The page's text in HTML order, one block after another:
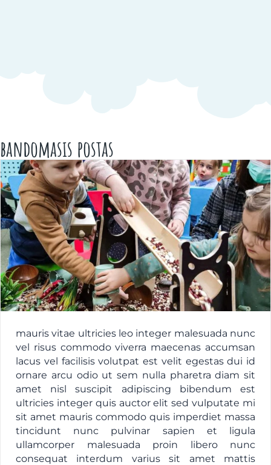
bandomasis postas
mauris vitae ultricies leo integer malesuada nunc
vel risus commodo viverra maecenas accumsan
lacus vel facilisis volutpat est velit egestas dui id
ornare arcu odio ut sem nulla pharetra diam sit
amet nisl suscipit adipiscing bibendum est
ultricies integer quis auctor elit sed vulputate mi
sit amet mauris commodo quis imperdiet massa
tincidunt nunc pulvinar sapien et ligula
ullamcorper malesuada proin libero nunc
consequat interdum varius sit amet mattis